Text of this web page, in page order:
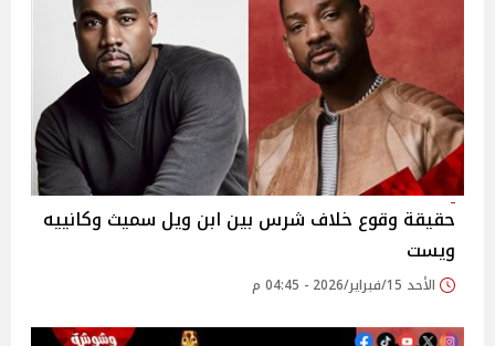
حقيقة وقوع خلاف شرس بين ابن ويل سميث وكانييه
ويست
الأحد 15/فبراير/2026 - 04:45 م